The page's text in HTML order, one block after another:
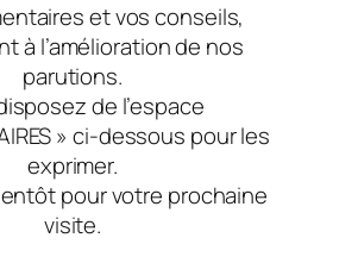
et vos conseils,
à l’amélioration de nos
parutions.
de l’espace
» ci-dessous pour les
exprimer.
pour votre prochaine
visite.